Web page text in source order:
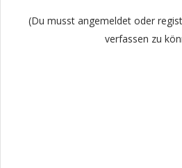
(Du musst angemeldet oder
verfassen zu